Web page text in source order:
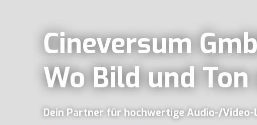
Cineversum
Wo Bild und
Dein Partner für hochwertige Audio-/Video-